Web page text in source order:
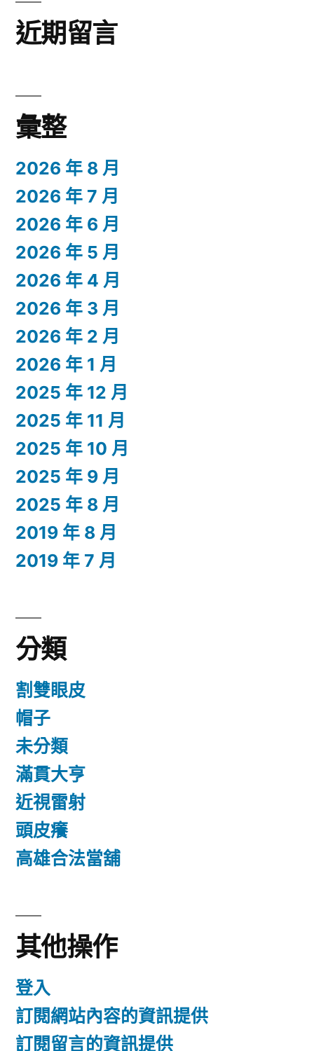
近期留言
彙整
2026 年 8 月
2026 年 7 月
2026 年 6 月
2026 年 5 月
2026 年 4 月
2026 年 3 月
2026 年 2 月
2026 年 1 月
2025 年 12 月
2025 年 11 月
2025 年 10 月
2025 年 9 月
2025 年 8 月
2019 年 8 月
2019 年 7 月
分類
割雙眼皮
帽子
未分類
滿貫大亨
近視雷射
頭皮癢
高雄合法當舖
其他操作
登入
訂閱網站內容的資訊提供
訂閱留言的資訊提供